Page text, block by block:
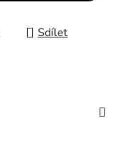
Sdílet